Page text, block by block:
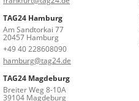
TAG24 Hamburg
Am Sandtorkai 77
20457 Hamburg
+49 40 228608090
hamburg@tag24.de
TAG24 Magdeburg
Breiter Weg 8-10A
39104 Magdeburg